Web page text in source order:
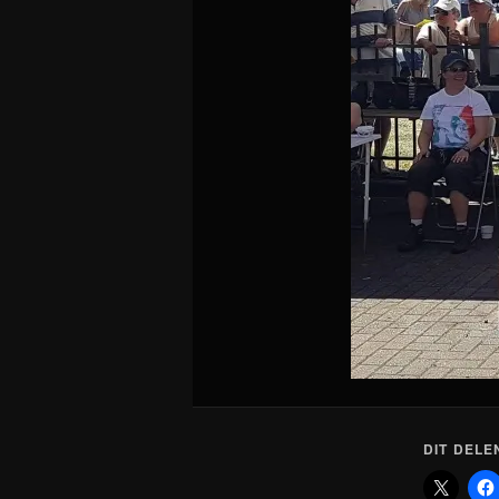
DIT